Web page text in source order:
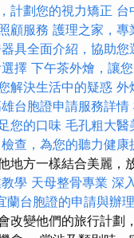
計劃您的視力矯正 台
顧服務 護理之家，專
具全面介紹，協助
擇 下午茶外燴，讓
解決生活中的疑惑 外
台胞證申請服務詳情
您的口味 毛孔粗大醫
查，為您的聽力健康
地方一樣結合美麗，
學 天母整骨專業 深
蘭台胞證的申請與辦理
改變他們的旅行計劃